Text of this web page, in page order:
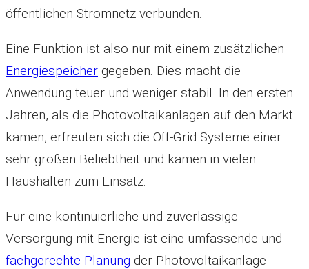
öffentlichen Stromnetz verbunden.
Eine Funktion ist also nur mit einem zusätzlichen
Energiespeicher gegeben. Dies macht die
Anwendung teuer und weniger stabil. In den ersten
Jahren, als die Photovoltaikanlagen auf den Markt
kamen, erfreuten sich die Off-Grid Systeme einer
sehr großen Beliebtheit und kamen in vielen
Haushalten zum Einsatz.
Für eine kontinuierliche und zuverlässige
Versorgung mit Energie ist eine umfassende und
fachgerechte Planung der Photovoltaikanlage